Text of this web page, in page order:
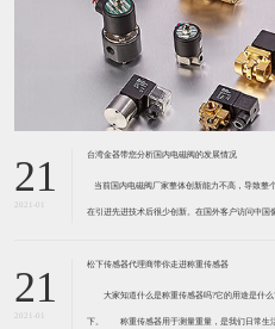
21
2021-01
台湾金器带您分析国内电磁阀的发展情况
当前国内电磁阀厂家整体创新能力不高，导致整
在引进先进技术后很少创新。在国外客户访问中
21
2021-01
松下传感器代理商带你走进称重传感器
大家知道什么是称重传感器吗?它的用途是什么
下。 称重传感器用于测量重量，是我们日常生